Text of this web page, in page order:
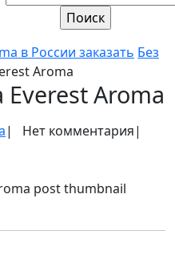
в России заказать Без
Aroma
Aroma
EverestAroma
| Нет комментария|